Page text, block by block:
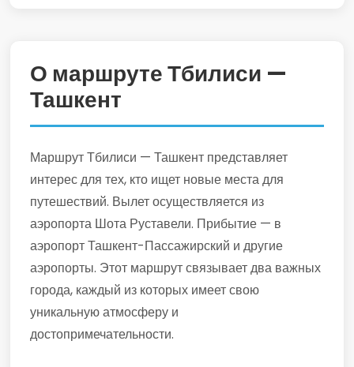
О маршруте Тбилиси —
Ташкент
Маршрут Тбилиси — Ташкент представляет
интерес для тех, кто ищет новые места для
путешествий. Вылет осуществляется из
аэропорта Шота Руставели. Прибытие — в
аэропорт Ташкент-Пассажирский и другие
аэропорты. Этот маршрут связывает два важных
города, каждый из которых имеет свою
уникальную атмосферу и
достопримечательности.